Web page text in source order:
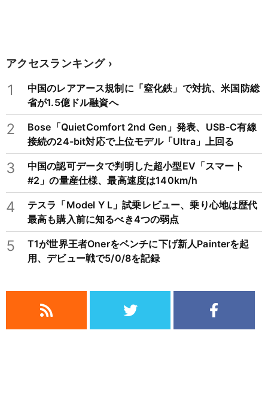
アクセスランキング
1
中国のレアアース規制に「窒化鉄」で対抗、米国防総
省が1.5億ドル融資へ
2
Bose「QuietComfort 2nd Gen」発表、USB-C有線
接続の24-bit対応で上位モデル「Ultra」上回る
3
中国の認可データで判明した超小型EV「スマート
#2」の量産仕様、最高速度は140km/h
4
テスラ「Model Y L」試乗レビュー、乗り心地は歴代
最高も購入前に知るべき4つの弱点
5
T1が世界王者Onerをベンチに下げ新人Painterを起
用、デビュー戦で5/0/8を記録